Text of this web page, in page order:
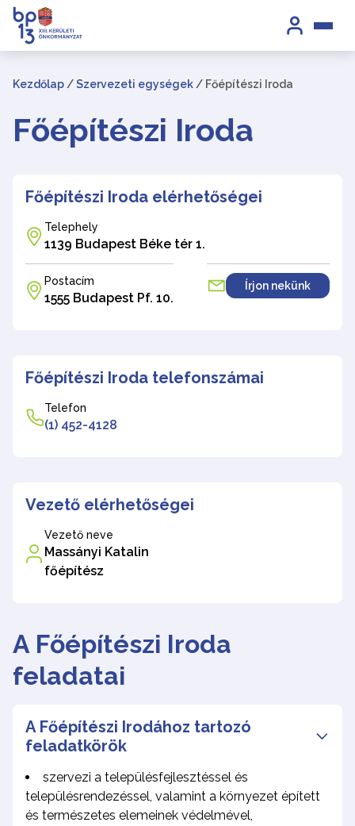
Kezdőlap /Szervezeti egységek / Főépítészi Iroda
Főépítészi Iroda
Főépítészi Iroda elérhetőségei
Telephely
1139 Budapest Béke tér 1.
Postacím
1555 Budapest Pf. 10.
Írjon nekünk
Főépítészi Iroda telefonszámai
Telefon
(1) 452-4128
Vezető elérhetőségei
Vezető neve
Massányi Katalin
főépítész
A Főépítészi Iroda
feladatai
A Főépítészi Irodához tartozó
feladatkörök
szervezi a településfejlesztéssel és
településrendezéssel, valamint a környezet épített
és természetes elemeinek védelmével,